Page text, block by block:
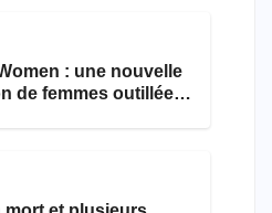
: une nouvelle
de femmes outillées